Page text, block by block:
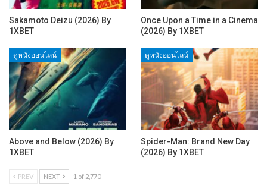
Sakamoto Deizu (2026) By
1XBET
Once Upon a Time in a Cinema
(2026) By 1XBET
ดูหนังออนไลน์
Above and Below (2026) By
1XBET
ดูหนังออนไลน์
Spider-Man: Brand New Day
(2026) By 1XBET
PREV NEXT 1 of 2,770